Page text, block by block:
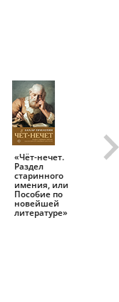
«Чёт-нечет.
Раздел
старинного
имения, или
Пособие по
новейшей
литературе»